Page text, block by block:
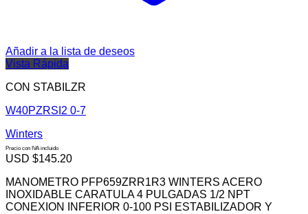
Añadir a la lista de deseos
Vista Rápida
CON STABILZR
W40PZRSI2 0-7
Winters
Precio con IVA incluido
USD $145.20
MANOMETRO PFP659ZRR1R3 WINTERS ACERO
INOXIDABLE CARATULA 4 PULGADAS 1/2 NPT
CONEXION INFERIOR 0-100 PSI ESTABILIZADOR Y